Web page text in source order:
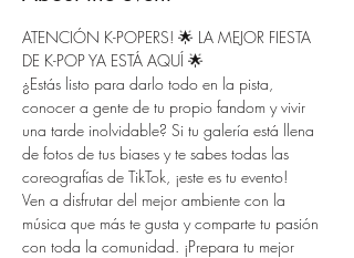
ATENCIÓN K-POPERS! 🌟 LA MEJOR FIESTA
DE K-POP YA ESTÁ AQUÍ 🌟
​¿Estás listo para darlo todo en la pista,
conocer a gente de tu propio fandom y vivir
una tarde inolvidable? Si tu galería está llena
de fotos de tus biases y te sabes todas las
coreografías de TikTok, ¡este es tu evento!
​Ven a disfrutar del mejor ambiente con la
música que más te gusta y comparte tu pasión
con toda la comunidad. ¡Prepara tu mejor